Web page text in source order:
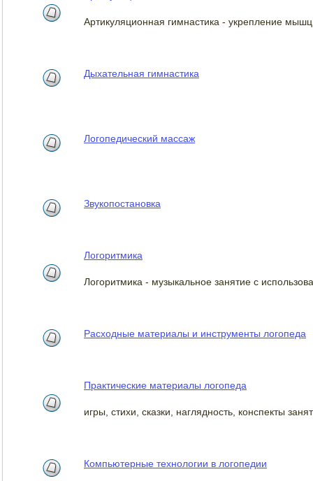
Артикуляционная гимнастика - укрепление
Дыхательная гимнастика
Логопедический массаж
Звукопостановка
Логоритмика
Логоритмика - музыкальное занятие с
Расходные материалы и инструменты логопеда
Практические материалы логопеда
игры, стихи, сказки, наглядность, конспекты
Компьютерные технологии в логопедии